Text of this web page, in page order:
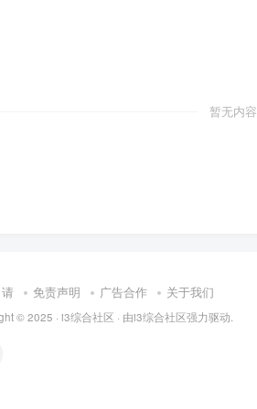
暂无内容
免责声明 广告合作 关于我们
© 2025 · i3综合社区 · 由i3综合社区强力驱动.